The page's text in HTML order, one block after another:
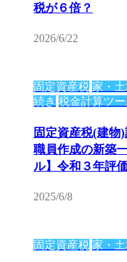
税が６倍？
2026/6/22
固定資産税 家・
続き 税金計算ツ
固定資産税(建物
職員作成の新築
ル】令和３年評
2025/6/8
固定資産税 家・